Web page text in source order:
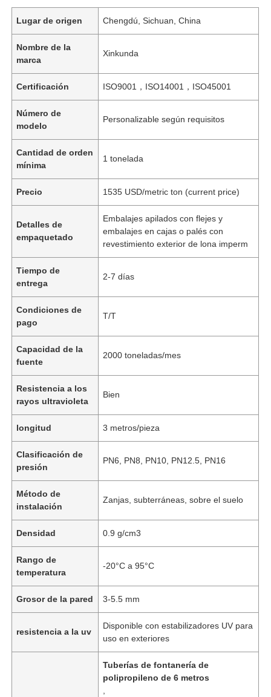
Lugar de origen Chengdú, Sichuan, China
Nombre de la
marca
Xinkunda
Certificación ISO9001，ISO14001，ISO45001
Número de
modelo
Personalizable según requisitos
Cantidad de orden
mínima
1 tonelada
Precio 1535 USD/metric ton (current price)
Detalles de
empaquetado
Embalajes apilados con flejes y
embalajes en cajas o palés con
revestimiento exterior de lona imperm
Tiempo de
entrega
2-7 días
Condiciones de
pago
T/T
Capacidad de la
fuente
2000 toneladas/mes
Resistencia a los
rayos ultravioleta
Bien
longitud 3 metros/pieza
Clasificación de
presión
PN6, PN8, PN10, PN12.5, PN16
Método de
instalación
Zanjas, subterráneas, sobre el suelo
Densidad 0.9 g/cm3
Rango de
temperatura
-20°C a 95°C
Grosor de la pared 3-5.5 mm
resistencia a la uv
Disponible con estabilizadores UV para
uso en exteriores
Tuberías de fontanería de
polipropileno de 6 metros